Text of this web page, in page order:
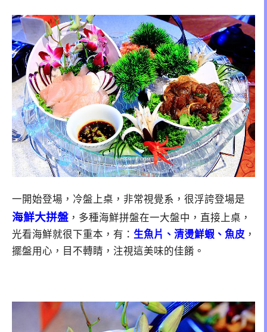
一開始登場，冷盤上桌，非常視覺系，很浮誇登場是
海鮮大拼盤 ，多種海鮮拼盤在一大盤中，直接上桌，
光看海鮮就很下重本，有： 生魚片、清燙鮮蝦、魚皮 ，
擺盤用心，目不轉睛，注視這美味的佳餚。